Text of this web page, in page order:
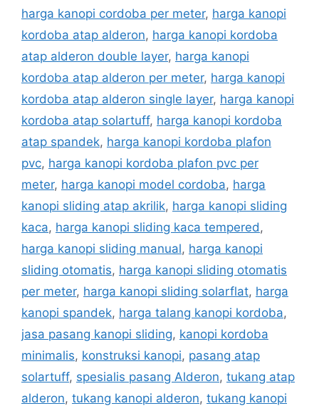
harga kanopi cordoba per meter, harga kanopi
kordoba atap alderon, harga kanopi kordoba
atap alderon double layer, harga kanopi
kordoba atap alderon per meter, harga kanopi
kordoba atap alderon single layer, harga kanopi
kordoba atap solartuff, harga kanopi kordoba
atap spandek, harga kanopi kordoba plafon
pvc, harga kanopi kordoba plafon pvc per
meter, harga kanopi model cordoba, harga
kanopi sliding atap akrilik, harga kanopi sliding
kaca, harga kanopi sliding kaca tempered ,
harga kanopi sliding manual, harga kanopi
sliding otomatis, harga kanopi sliding otomatis
per meter, harga kanopi sliding solarflat, harga
kanopi spandek, harga talang kanopi kordoba,
jasa pasang kanopi sliding, kanopi kordoba
minimalis, konstruksi kanopi, pasang atap
solartuff, spesialis pasang Alderon, tukang atap
alderon, tukang kanopi alderon, tukang kanopi